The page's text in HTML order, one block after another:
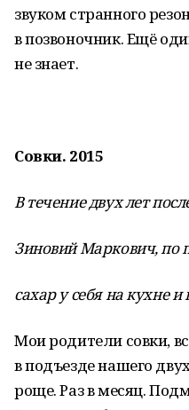
звуком странного
в позвоночник. Ещё
не знает.
Совки. 2015
В течение двух лет
Зиновий Маркович, по
сахар у себя на кухне и
Мои родители совки,
в подъезде нашего
роще. Раз в месяц.